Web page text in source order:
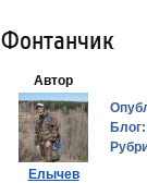
Фонтанчик
Автор
Елычев
Блог: